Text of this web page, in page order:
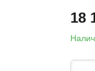
18